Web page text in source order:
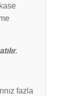
fazla